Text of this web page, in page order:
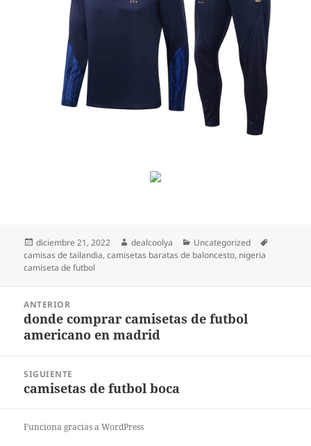
Publicado
el
diciembre 21, 2022 Autor
dealcoolya Categorías
Uncategorized
camisas de tailandia,camisetas baratas de baloncesto, nigeria
camiseta de futbol
entradas
ANTERIOR
Entrada
anterior:
donde comprar camisetas de futbol
americano en madrid
SIGUIENTE
Entrada
camisetas de futbol boca
Funciona gracias a WordPress